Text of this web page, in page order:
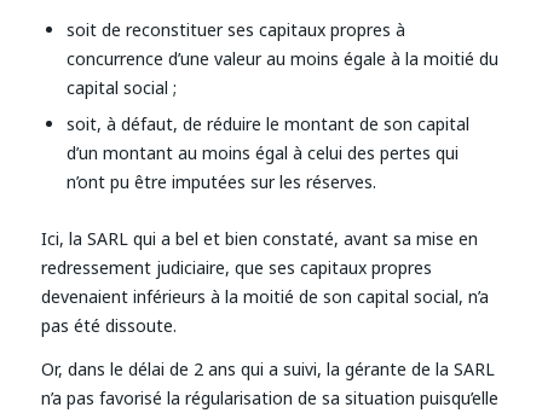
soit de reconstituer ses capitaux propres à
concurrence d’une valeur au moins égale à la moitié du
capital social ;
soit, à défaut, de réduire le montant de son capital
d’un montant au moins égal à celui des pertes qui
n’ont pu être imputées sur les réserves.
Ici, la SARL qui a bel et bien constaté, avant sa mise en
redressement judiciaire, que ses capitaux propres
devenaient inférieurs à la moitié de son capital social, n’a
pas été dissoute.
Or, dans le délai de 2 ans qui a suivi, la gérante de la SARL
n’a pas favorisé la régularisation de sa situation puisqu’elle